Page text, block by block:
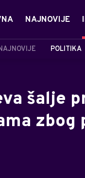
NAJNOVIJE
POLITIKA
šalje